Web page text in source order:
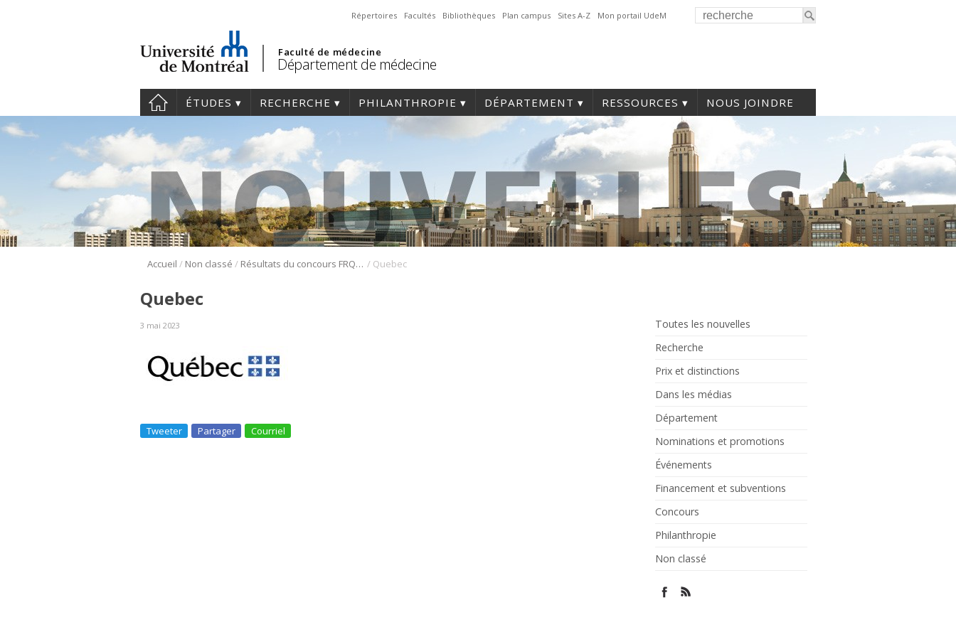
Répertoires Facultés Bibliothèques Plan campus Sites A-Z Mon portail UdeM
Faculté de médecine
Département de médecine
ÉTUDES RECHERCHE PHILANTHROPIE DÉPARTEMENT RESSOURCES NOUS JOINDRE
Accueil / Non classé / Résultats du concours FRQS 2023 / Quebec
Toutes les nouvelles
Recherche
Prix et distinctions
Dans les médias
Département
Nominations et promotions
Événements
Financement et subventions
Concours
Philanthropie
Non classé
Quebec
3 mai 2023
Tweeter Partager Courriel